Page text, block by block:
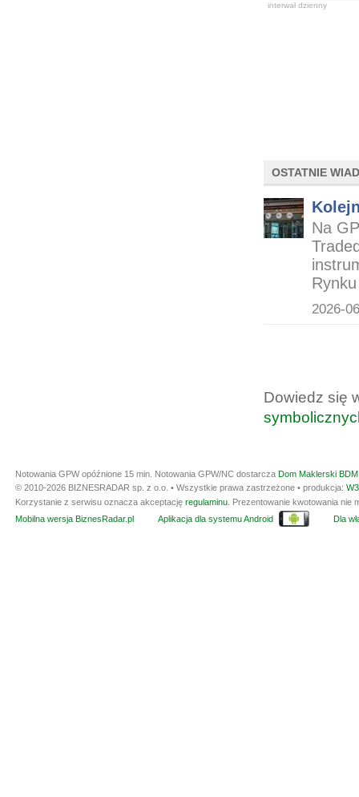
interwał dzienny
OSTATNIE
Na
2026-
Dowiedz się
Notowania GPW opóźnione 15 min. Notowania GPW/NC dostarcza Dom Maklerski
© 2010-2026 BIZNESRADAR sp. z o.o. • Wszystkie prawa zastrzeżone • produkcja:
Korzystanie z serwisu oznacza akceptację regulaminu. Prezentowanie kwotowania nie
Mobilna wersja BiznesRadar.pl
Aplikacja dla systemu Android Dla